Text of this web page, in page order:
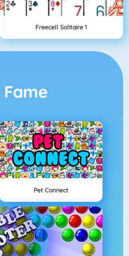
Freecell Solitaire 1
Fame
Pet Connect